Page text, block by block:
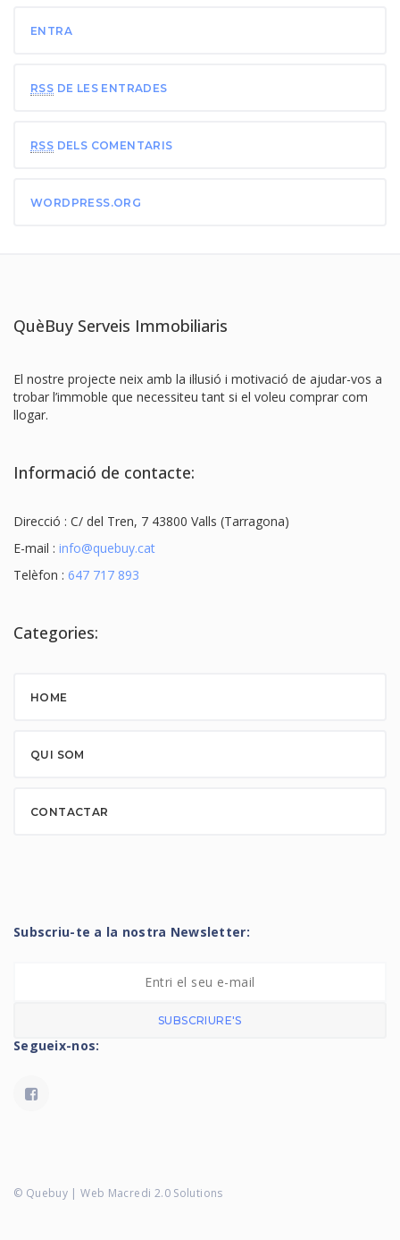
ENTRA
RSS DE LES ENTRADES
RSS DELS COMENTARIS
WORDPRESS.ORG
QuèBuy Serveis Immobiliaris
El nostre projecte neix amb la il·lusió i motivació de ajudar-vos a
trobar l’immoble que necessiteu tant si el voleu comprar com
llogar.
Informació de contacte:
Direcció : C/ del Tren, 7 43800 Valls (Tarragona)
E-mail : info@quebuy.cat
Telèfon : 647 717 893
Categories:
HOME
QUI SOM
CONTACTAR
Subscriu-te a la nostra Newsletter:
SUBSCRIURE'S
Segueix-nos:
© Quebuy | Web Macredi 2.0 Solutions